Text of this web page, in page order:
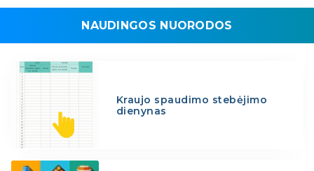
NAUDINGOS NUORODOS
Kraujo spaudimo stebėjimo
dienynas